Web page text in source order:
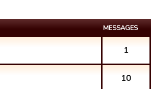
MESSAGES
1
10